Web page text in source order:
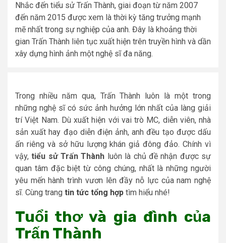
Nhắc đến tiểu sử Trấn Thành, giai đoạn từ năm 2007
đến năm 2015 được xem là thời kỳ tăng trưởng mạnh
mẽ nhất trong sự nghiệp của anh. Đây là khoảng thời
gian Trấn Thành liên tục xuất hiện trên truyền hình và dần
xây dựng hình ảnh một nghệ sĩ đa năng.
Trong nhiều năm qua, Trấn Thành luôn là một trong
những nghệ sĩ có sức ảnh hưởng lớn nhất của làng giải
trí Việt Nam. Dù xuất hiện với vai trò MC, diễn viên, nhà
sản xuất hay đạo diễn điện ảnh, anh đều tạo được dấu
ấn riêng và sở hữu lượng khán giả đông đảo. Chính vì
vậy,tiểu sử Trấn Thành luôn là chủ đề nhận được sự
quan tâm đặc biệt từ công chúng, nhất là những người
yêu mến hành trình vươn lên đầy nỗ lực của nam nghệ
sĩ. Cùng trang tin tức tổng hợp tìm hiểu nhé!
Tuổi thơ và gia đình của
Trấn Thành